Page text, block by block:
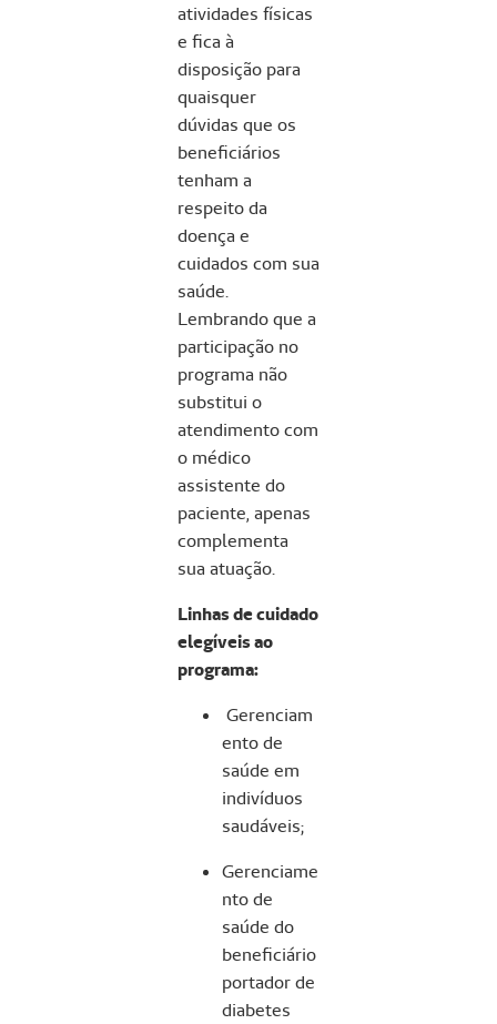
atividades físicas
e fica à
disposição para
quaisquer
dúvidas que os
beneficiários
tenham a
respeito da
doença e
cuidados com sua
saúde.
Lembrando que a
participação no
programa não
substitui o
atendimento com
o médico
assistente do
paciente, apenas
complementa
sua atuação.
Linhas de cuidado
elegíveis ao
programa:
Gerenciam
ento de
saúde em
indivíduos
saudáveis;
Gerenciame
nto de
saúde do
beneficiário
portador de
diabetes